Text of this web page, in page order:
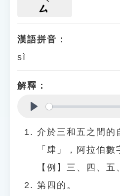
ㄙ
漢語拼音：
sì
解釋：
介於三和五之間的
「肆」，阿拉伯數
【例】三、四、
第四的。